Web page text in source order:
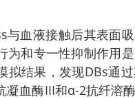
与血液接触后其表面
为和专一性抑制作用
拟结果，发现DBs通
凝血酶III和α-2抗纤溶